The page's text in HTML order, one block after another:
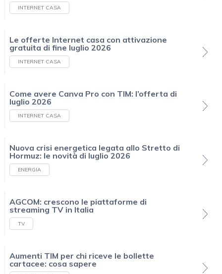
INTERNET CASA
Le offerte Internet casa con attivazione
gratuita di fine luglio 2026
INTERNET CASA
Come avere Canva Pro con TIM: l’offerta di
luglio 2026
INTERNET CASA
Nuova crisi energetica legata allo Stretto di
Hormuz: le novità di luglio 2026
ENERGIA
AGCOM: crescono le piattaforme di
streaming TV in Italia
TV
Aumenti TIM per chi riceve le bollette
cartacee: cosa sapere